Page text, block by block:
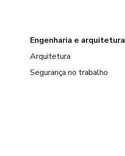
Engenharia e arquitetura
Arquitetura
Segurança no trabalho